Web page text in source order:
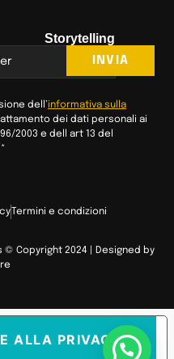
dell’informativa sulla
dei dati personali ai
2003 e dell art 13 del
*
INVIA
Storytelling
© Copyright 2024 | Designed by
Termini e condizioni
ALLA PRIVACY